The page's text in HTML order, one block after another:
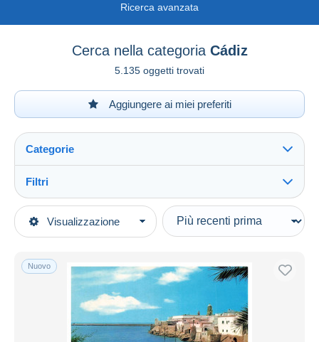
Ricerca avanzata
Cerca nella categoria Cádiz
5.135 oggetti trovati
Aggiungere ai miei preferiti
Visualizzazione
Categorie
Categorie principali
Europa
Andalucía (Andalusia)
Filtri
Tipo di vendita
In corso
Asta con offerte
Aste senza offerte
Casa d'aste
Venduti
Nuovo